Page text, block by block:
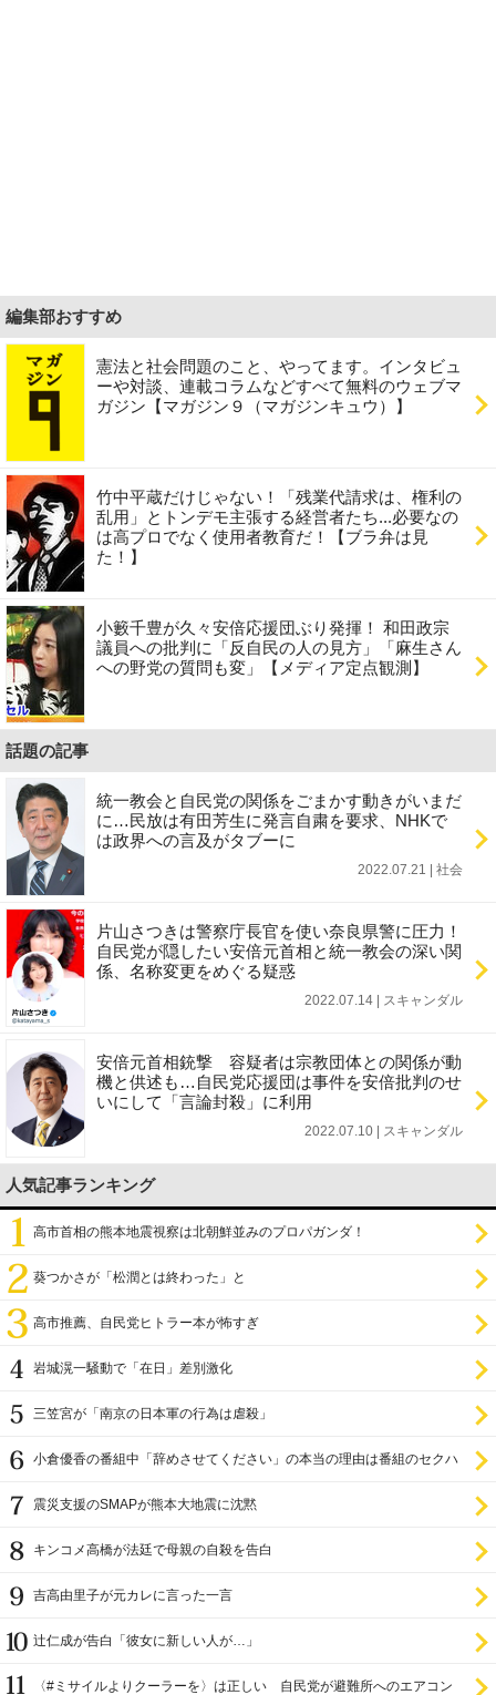
編集部おすすめ
憲法と社会問題のこと、やってます。インタビュ
ーや対談、連載コラムなどすべて無料のウェブマ
ガジン【マガジン９（マガジンキュウ）】
竹中平蔵だけじゃない！「残業代請求は、権利の
乱用」とトンデモ主張する経営者たち...必要なの
は高プロでなく使用者教育だ！【ブラ弁は見
た！】
小籔千豊が久々安倍応援団ぶり発揮！ 和田政宗
議員への批判に「反自民の人の見方」「麻生さん
への野党の質問も変」【メディア定点観測】
話題の記事
統一教会と自民党の関係をごまかす動きがいまだ
に…民放は有田芳生に発言自粛を要求、NHKで
は政界への言及がタブーに
2022.07.21 | 社会
片山さつきは警察庁長官を使い奈良県警に圧力！
自民党が隠したい安倍元首相と統一教会の深い関
係、名称変更をめぐる疑惑
2022.07.14 | スキャンダル
安倍元首相銃撃 容疑者は宗教団体との関係が動
機と供述も…自民党応援団は事件を安倍批判のせ
いにして「言論封殺」に利用
2022.07.10 | スキャンダル
人気記事ランキング
高市首相の熊本地震視察は北朝鮮並みのプロパガンダ！
葵つかさが「松潤とは終わった」と
高市推薦、自民党ヒトラー本が怖すぎ
岩城滉一騒動で「在日」差別激化
三笠宮が「南京の日本軍の行為は虐殺」
小倉優香の番組中「辞めさせてください」の本当の理由は番組のセクハ
震災支援のSMAPが熊本大地震に沈黙
キンコメ高橋が法廷で母親の自殺を告白
吉高由里子が元カレに言った一言
辻仁成が告白「彼女に新しい人が…」
〈#ミサイルよりクーラーを〉は正しい 自民党が避難所へのエアコン